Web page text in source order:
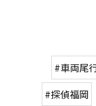
#車両尾
#探偵福岡